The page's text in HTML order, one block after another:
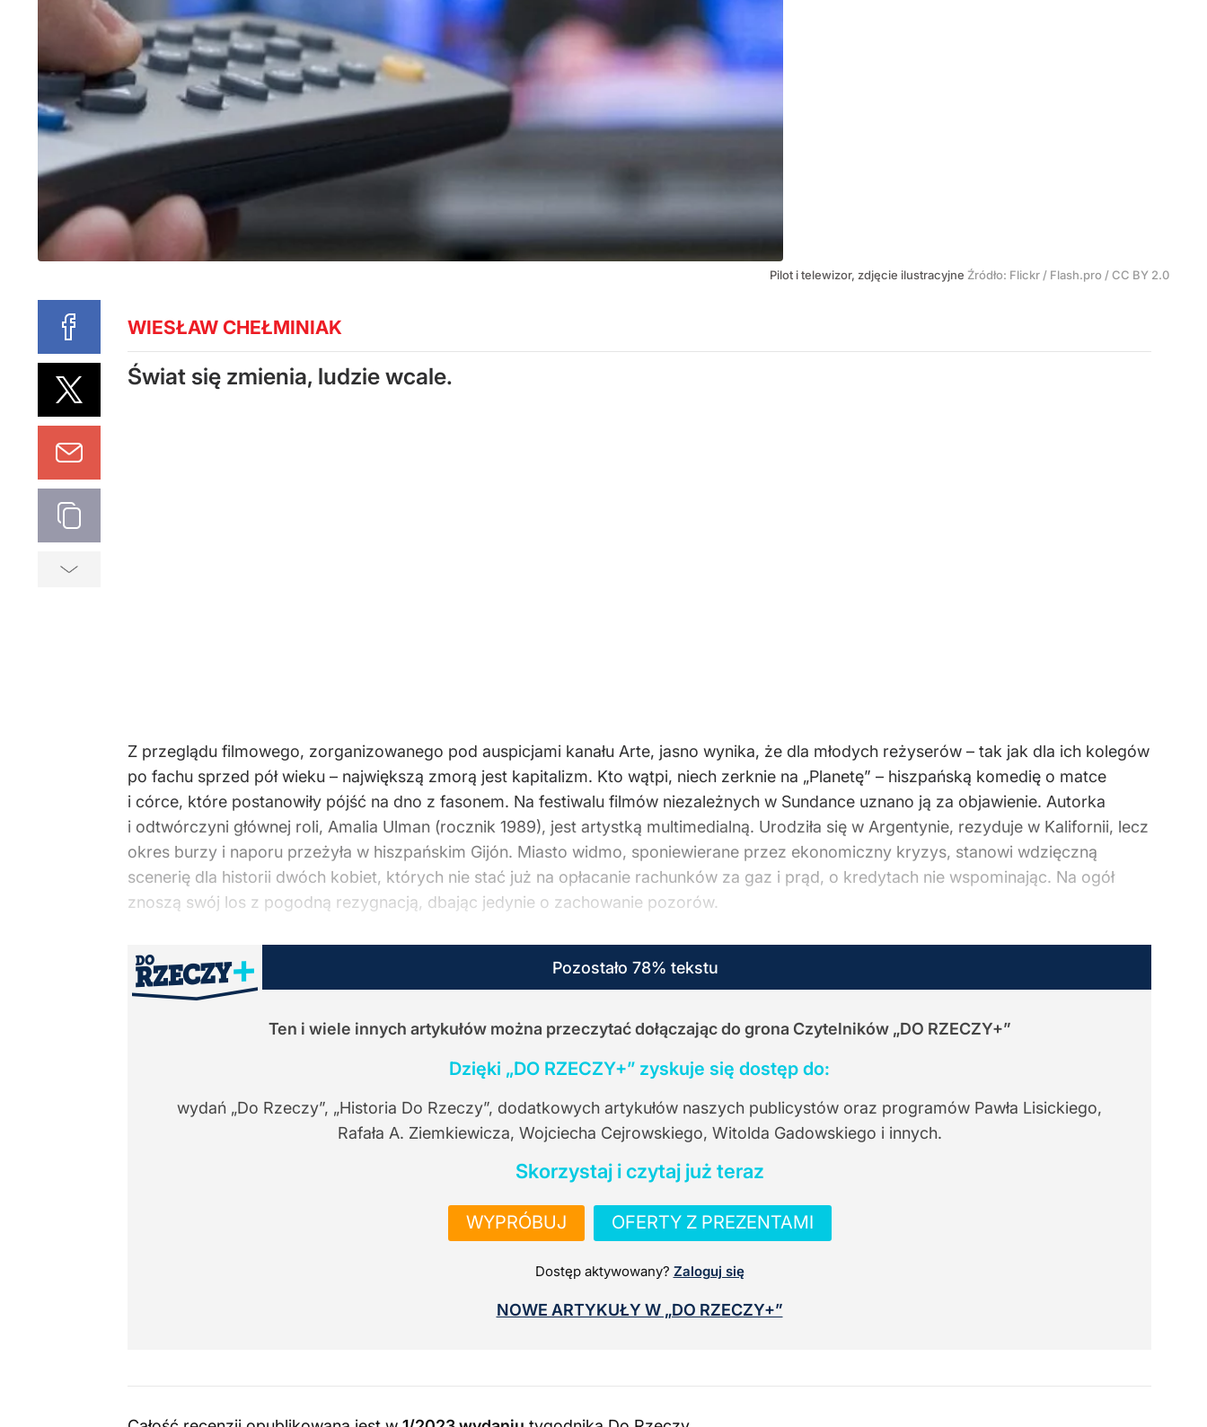
Pilot i telewizor, zdjęcie ilustracyjne Źródło: Flickr / Flash.pro / CC BY 2.0
WIESŁAW CHEŁMINIAK
Świat się zmienia, ludzie wcale.
Z przeglądu filmowego, zorganizowanego pod auspicjami kanału Arte, jasno wynika, że dla młodych reżyserów – tak jak dla ich kolegów
po fachu sprzed pół wieku – największą zmorą jest kapitalizm. Kto wątpi, niech zerknie na „Planetę” – hiszpańską komedię o matce
i córce, które postanowiły pójść na dno z fasonem. Na festiwalu filmów niezależnych w Sundance uznano ją za objawienie. Autorka
i odtwórczyni głównej roli, Amalia Ulman (rocznik 1989), jest artystką multimedialną. Urodziła się w Argentynie, rezyduje w Kalifornii, lecz
okres burzy i naporu przeżyła w hiszpańskim Gijón. Miasto widmo, sponiewierane przez ekonomiczny kryzys, stanowi wdzięczną
scenerię dla historii dwóch kobiet, których nie stać już na opłacanie rachunków za gaz i prąd, o kredytach nie wspominając. Na ogół
znoszą swój los z pogodną rezygnacją, dbając jedynie o zachowanie pozorów.
Pozostało 78% tekstu
Ten i wiele innych artykułów można przeczytać dołączając do grona Czytelników „DO RZECZY+”
Dzięki „DO RZECZY+” zyskuje się dostęp do:
wydań „Do Rzeczy”, „Historia Do Rzeczy”, dodatkowych artykułów naszych publicystów oraz programów Pawła Lisickiego,
Rafała A. Ziemkiewicza, Wojciecha Cejrowskiego, Witolda Gadowskiego i innych.
Skorzystaj i czytaj już teraz
WYPRÓBUJ OFERTY Z PREZENTAMI
Dostęp aktywowany? Zaloguj się
NOWE ARTYKUŁY W „DO RZECZY+”